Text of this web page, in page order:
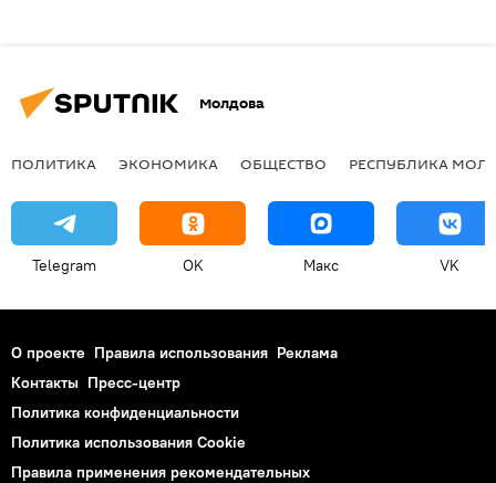
Молдова
ПОЛИТИКА ЭКОНОМИКА ОБЩЕСТВО РЕСПУБЛИКА
Telegram OK Макс VK
О проекте Правила использования Реклама
Контакты Пресс-центр
Политика конфиденциальности
Политика использования Cookie
Правила применения рекомендательных